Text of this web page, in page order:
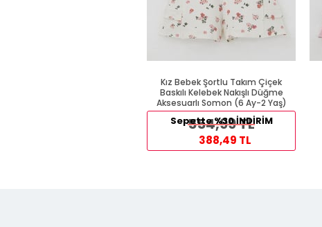
Kız Bebek Şortlu Takım Çiçek
Baskılı Kelebek Nakışlı Düğme
Aksesuarlı Somon (6 Ay-2 Yaş)
554,99 TL
Sepette %30 İNDİRİM
388,49 TL